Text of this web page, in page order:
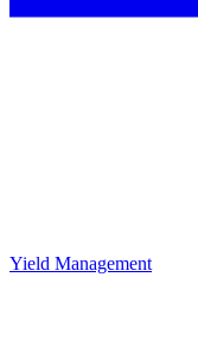
Yield Management